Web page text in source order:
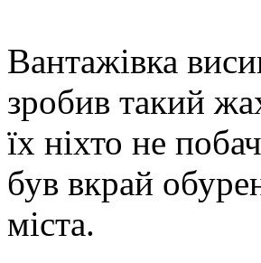
Вантажівка
зробив такий
їх ніхто не
був вкрай
міста.